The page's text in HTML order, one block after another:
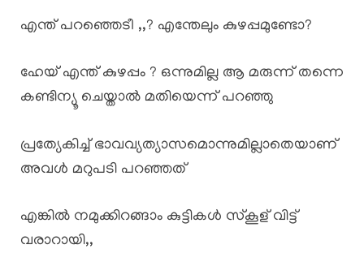
എന്ത് പറഞ്ഞെടീ ,,? എന്തേലും കുഴപ്പമുണ്ടോ?
ഹേയ് എന്ത് കുഴപ്പം ? ഒന്നുമില്ല ആ മരുന്ന് തന്നെ
കണ്ടിന്യൂ ചെയ്താൽ മതിയെന്ന് പറഞ്ഞു
പ്രത്യേകിച്ച് ഭാവവ്യത്യാസമൊന്നുമില്ലാതെയാണ്
അവൾ മറുപടി പറഞ്ഞത്
എങ്കിൽ നമുക്കിറങ്ങാം കുട്ടികൾ സ്കൂള് വിട്ട്
വരാറായി,,